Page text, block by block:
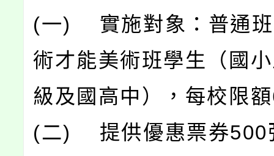
(一) 實施對象：普通班
術才能美術班學生（國
級及國高中），每校限
(二) 提供優惠票券500